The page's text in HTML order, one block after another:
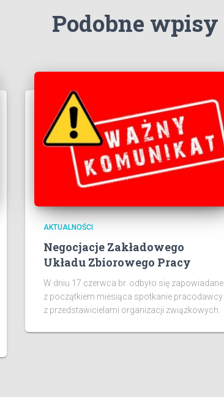
Podobne wpisy
AKTUALNOŚCI
Negocjacje Zakładowego
Układu Zbiorowego Pracy
W dniu 17 czerwca br. odbyło się zapowiadane
z początkiem miesiąca spotkanie pracodawcy
z przedstawicielami organizacji związkowych.